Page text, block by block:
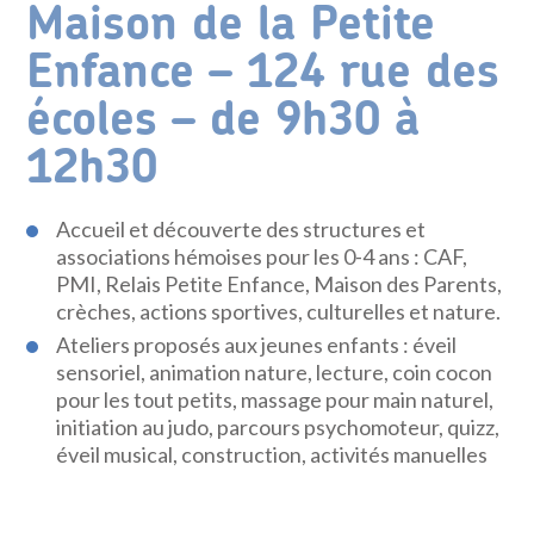
Maison de la Petite
Enfance – 124 rue des
écoles – de 9h30 à
12h30
Accueil et découverte des structures et
associations hémoises pour les 0-4 ans : CAF,
PMI, Relais Petite Enfance, Maison des Parents,
crèches, actions sportives, culturelles et nature.
Ateliers proposés aux jeunes enfants : éveil
sensoriel, animation nature, lecture, coin cocon
pour les tout petits, massage pour main naturel,
initiation au judo, parcours psychomoteur, quizz,
éveil musical, construction, activités manuelles